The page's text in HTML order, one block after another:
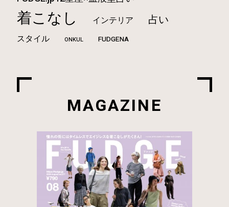
着こなし インテリア 占い
スタイル ONKUL FUDGENA
MAGAZINE